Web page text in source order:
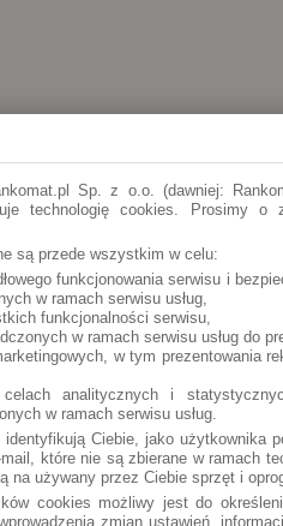
Robotnicza 14 (24h)
Sp. z o.o. (dawniej:
technologię cookies. Prosimy o
są przede wszystkim w celu:
funkcjonowania serwisu i
w ramach serwisu usług,
funkcjonalności serwisu,
w ramach serwisu usług do
w tym prezentowania
analitycznych i
w ramach serwisu usług.
Ciebie, jako użytkownika
które nie są zbierane w ramach
na używany przez Ciebie sprzęt i
cookies możliwy jest do
zmian ustawień,